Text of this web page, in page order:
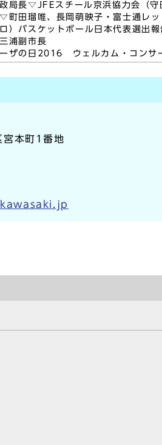
局長▽JFEスチール京浜協力会（
田瑠唯、長岡萌映子・富士通レ
）バスケットボール日本代表選出
浦副市長
ザの日2016 ウェルカム・コンサ
本町1番地